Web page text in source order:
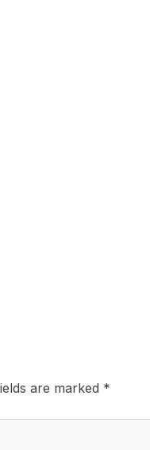
are marked *